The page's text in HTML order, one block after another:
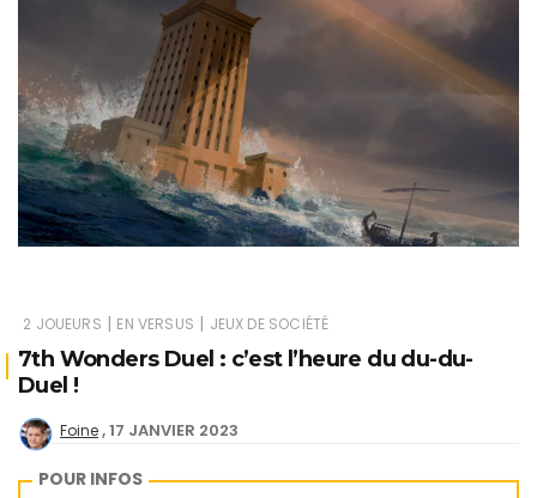
2 JOUEURS | EN VERSUS | JEUX DE SOCIÉTÉ
7th Wonders Duel : c’est l’heure du du-du-
Duel !
Foine 17 JANVIER 2023
POUR INFOS